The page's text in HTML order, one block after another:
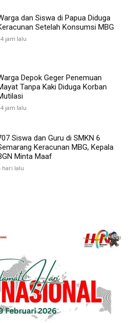
dan Siswa di Papua Diduga
Setelah Konsumsi MBG
jam lalu
Depok Geger Penemuan
Tanpa Kaki Diduga Korban
jam lalu
Siswa dan Guru di SMKN 6
Keracunan MBG, Kepala
Minta Maaf
hari lalu